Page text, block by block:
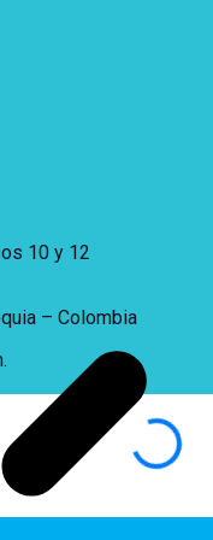
10 y 12
– Colombia